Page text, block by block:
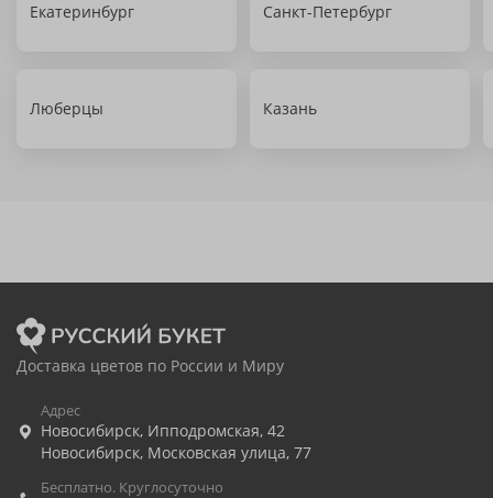
Екатеринбург Санкт-Петербург
Люберцы Казань
Доставка цветов по России и Миру
Адрес
Новосибирск, Ипподромская, 42
Новосибирск, Московская улица, 77
Бесплатно. Круглосуточно